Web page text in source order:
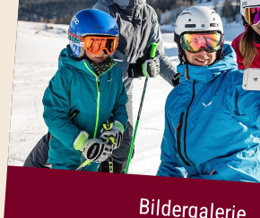
Bildergalerie